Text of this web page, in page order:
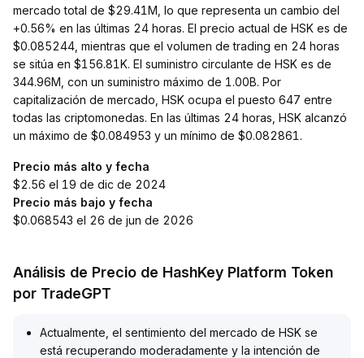
mercado total de $29.41M, lo que representa un cambio del
+0.56% en las últimas 24 horas. El precio actual de HSK es de
$0.085244, mientras que el volumen de trading en 24 horas
se sitúa en $156.81K. El suministro circulante de HSK es de
344.96M, con un suministro máximo de 1.00B. Por
capitalización de mercado, HSK ocupa el puesto 647 entre
todas las criptomonedas. En las últimas 24 horas, HSK alcanzó
un máximo de $0.084953 y un mínimo de $0.082861.
Precio más alto y fecha
$2.56 el 19 de dic de 2024
Precio más bajo y fecha
$0.068543 el 26 de jun de 2026
Análisis de Precio de HashKey Platform Token
por TradeGPT
Actualmente, el sentimiento del mercado de HSK se
está recuperando moderadamente y la intención de